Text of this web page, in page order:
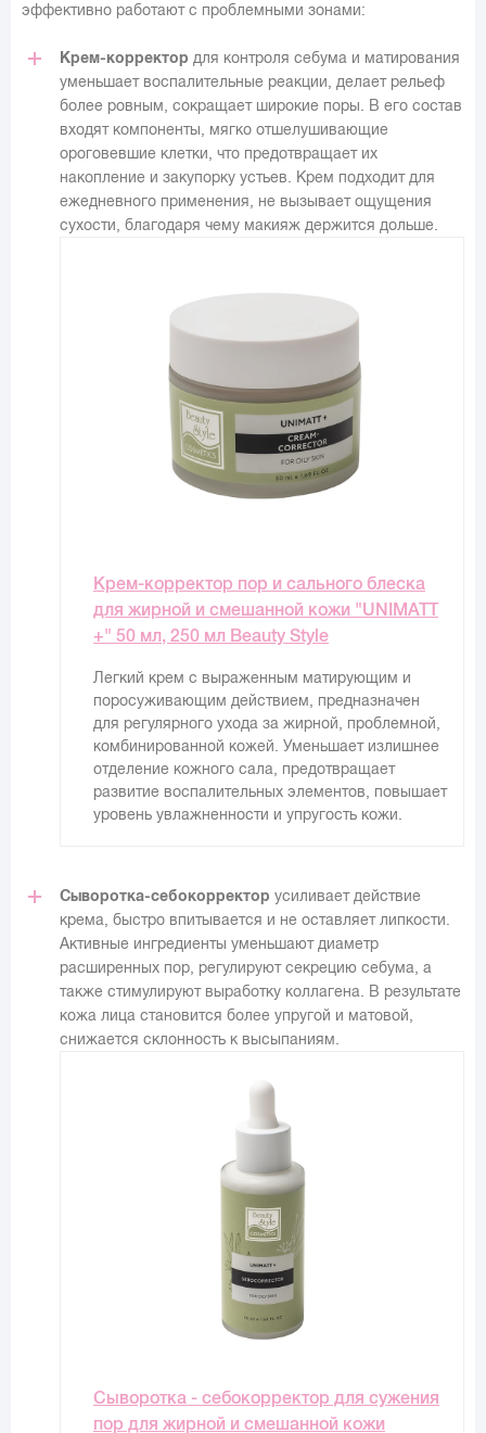
эффективно работают с проблемными зонами:
Крем-корректор для контроля себума и матирования
уменьшает воспалительные реакции, делает рельеф
более ровным, сокращает широкие поры. В его состав
входят компоненты, мягко отшелушивающие
ороговевшие клетки, что предотвращает их
накопление и закупорку устьев. Крем подходит для
ежедневного применения, не вызывает ощущения
сухости, благодаря чему макияж держится дольше.
Крем-корректор пор и сального блеска
для жирной и смешанной кожи "UNIMATT
+" 50 мл, 250 мл Beauty Style
Легкий крем с выраженным матирующим и
поросуживающим действием, предназначен
для регулярного ухода за жирной, проблемной,
комбинированной кожей. Уменьшает излишнее
отделение кожного сала, предотвращает
развитие воспалительных элементов, повышает
уровень увлажненности и упругость кожи.
Сыворотка-себокорректор усиливает действие
крема, быстро впитывается и не оставляет липкости.
Активные ингредиенты уменьшают диаметр
расширенных пор, регулируют секрецию себума, а
также стимулируют выработку коллагена. В результате
кожа лица становится более упругой и матовой,
снижается склонность к высыпаниям.
Сыворотка - себокорректор для сужения
пор для жирной и смешанной кожи